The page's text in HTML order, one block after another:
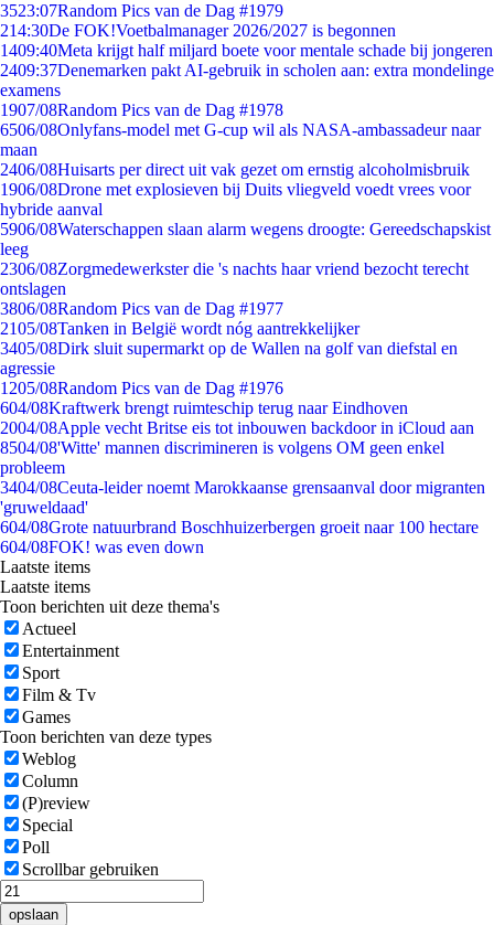
3523:07Random Pics van de Dag #1979
214:30De FOK!Voetbalmanager 2026/2027 is begonnen
1409:40Meta krijgt half miljard boete voor mentale schade bij jongeren
2409:37Denemarken pakt AI-gebruik in scholen aan: extra mondelinge
examens
1907/08Random Pics van de Dag #1978
6506/08Onlyfans-model met G-cup wil als NASA-ambassadeur naar
maan
2406/08Huisarts per direct uit vak gezet om ernstig alcoholmisbruik
1906/08Drone met explosieven bij Duits vliegveld voedt vrees voor
hybride aanval
5906/08Waterschappen slaan alarm wegens droogte: Gereedschapskist
leeg
2306/08Zorgmedewerkster die 's nachts haar vriend bezocht terecht
ontslagen
3806/08Random Pics van de Dag #1977
2105/08Tanken in België wordt nóg aantrekkelijker
3405/08Dirk sluit supermarkt op de Wallen na golf van diefstal en
agressie
1205/08Random Pics van de Dag #1976
604/08Kraftwerk brengt ruimteschip terug naar Eindhoven
2004/08Apple vecht Britse eis tot inbouwen backdoor in iCloud aan
8504/08'Witte' mannen discrimineren is volgens OM geen enkel
probleem
3404/08Ceuta-leider noemt Marokkaanse grensaanval door migranten
'gruweldaad'
604/08Grote natuurbrand Boschhuizerbergen groeit naar 100 hectare
604/08FOK! was even down
Laatste items
Laatste items
Toon berichten uit deze thema's
Actueel
Entertainment
Sport
Film & Tv
Games
Toon berichten van deze types
Weblog
Column
(P)review
Special
Poll
Scrollbar gebruiken
opslaan